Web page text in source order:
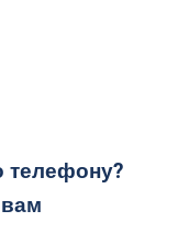
телефону?